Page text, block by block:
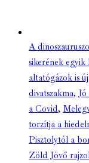
A
sikerének egyik
altatógázok is
divatszakma,
a Covid,
torzítja a
Pisztolytól a
Zöld Jövő